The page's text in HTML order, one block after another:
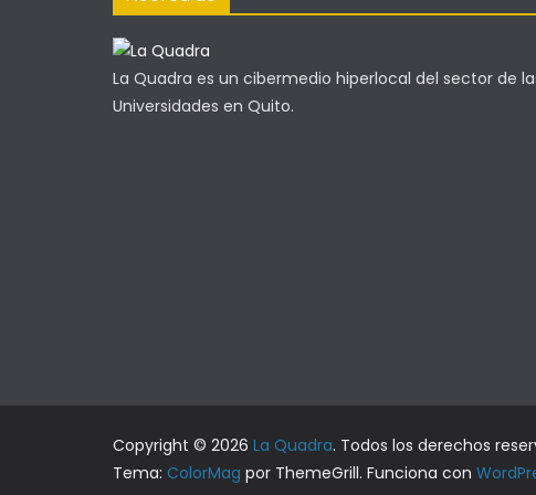
La Quadra es un cibermedio hiperlocal del sector de
Universidades en Quito.
Copyright © 2026 La Quadra. Todos los derechos
Tema: ColorMag por ThemeGrill. Funciona con